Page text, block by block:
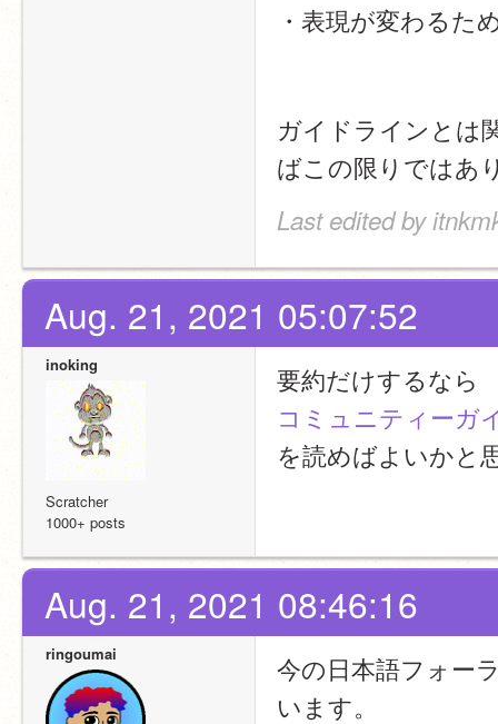
・表現が変わるた
ガイドラインとは
ばこの限りではあ
Last edited by
Aug. 21, 2021 05:07:52
inoking
Scratcher
1000+ posts
要約だけするなら
コミュニティーガ
を読めばよいかと
Aug. 21, 2021 08:46:16
ringoumai
今の日本語フォー
います。